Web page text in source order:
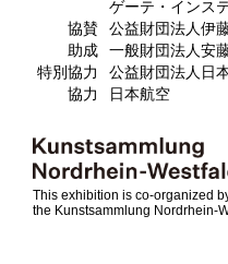
ゲーテ・インス
協賛
公益財団法人伊
助成
一般財団法人安
特別協力
公益財団法人日
協力
日本航空
This exhibition is co-organized
the Kunstsammlung Nordrhein-